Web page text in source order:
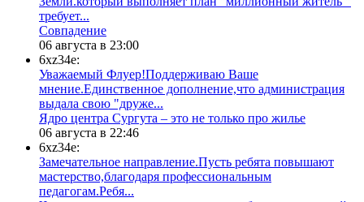
требует...
​Совпадение
06 августа в 23:00
6xz34e:
Уважаемый Флуер!Поддерживаю Ваше
мнение.Единственное дополнение,что администрация
выдала свою "друже...
​Ядро центра Сургута ‒ это не только про жилье
06 августа в 22:46
6xz34e:
Замечательное направление.Пусть ребята повышают
мастерство,благодаря профессиональным
педагогам.Ребя...